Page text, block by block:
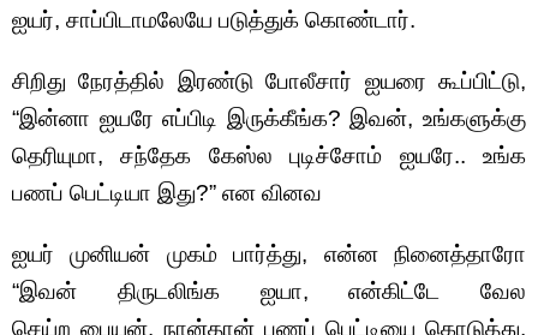
ஐயர், சாப்பிடாமலேயே படுத்துக் கொண்டார்.
சிறிது நேரத்தில் இரண்டு போலீசார் ஐயரை கூப்பிட்டு,
“இன்னா ஐயரே எப்பிடி இருக்கீங்க? இவன், உங்களுக்கு
தெரியுமா, சந்தேக கேஸ்ல புடிச்சோம் ஐயரே.. உங்க
பணப் பெட்டியா இது?” என வினவ
ஐயர் முனியன் முகம் பார்த்து, என்ன நினைத்தாரோ
“இவன் திருடலிங்க ஐயா, என்கிட்டே வேல
செய்ற பையன். நான்தான் பணப் பெட்டியை கொடுத்து,